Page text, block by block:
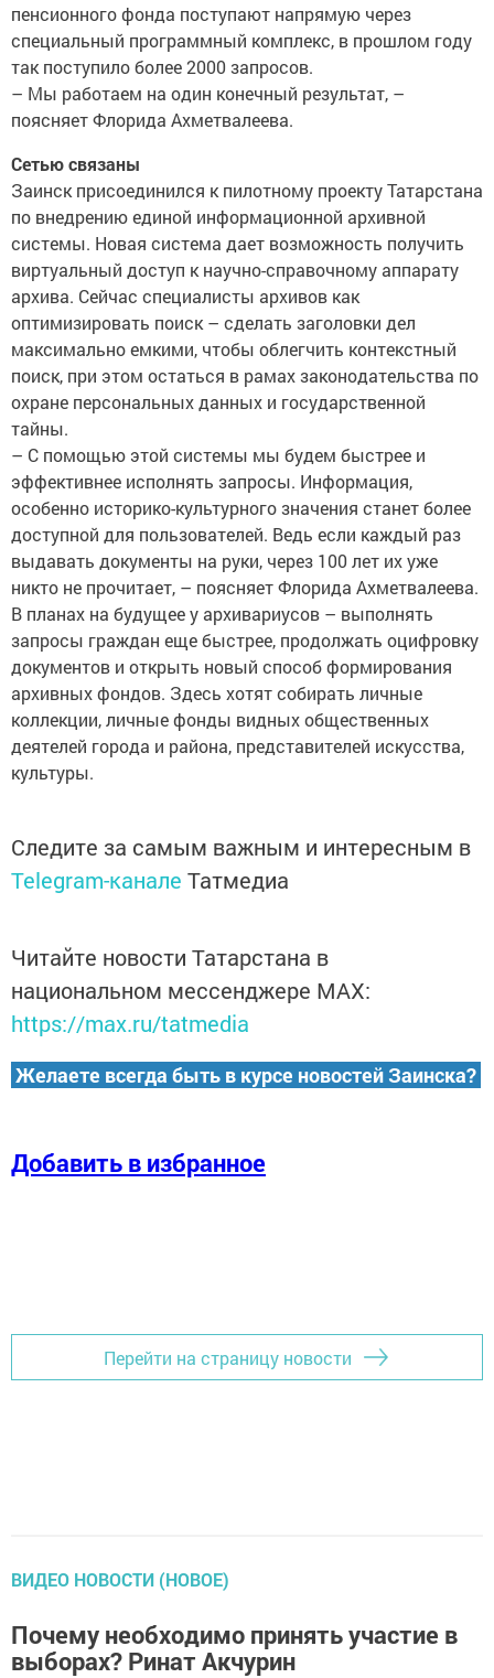
пенсионного фонда поступают напрямую через
специальный программный комплекс, в прошлом году
так поступило более 2000 запросов.
– Мы работаем на один конечный результат, –
поясняет Флорида Ахметвалеева.
Сетью связаны
Заинск присоединился к пилотному проекту Татарстана
по внедрению единой информационной архивной
системы. Новая система дает возможность получить
виртуальный доступ к научно-справочному аппарату
архива. Сейчас специалисты архивов как
оптимизировать поиск – сделать заголовки дел
максимально емкими, чтобы облегчить контекстный
поиск, при этом остаться в рамах законодательства по
охране персональных данных и государственной
тайны.
– С помощью этой системы мы будем быстрее и
эффективнее исполнять запросы. Информация,
особенно историко-культурного значения станет более
доступной для пользователей. Ведь если каждый раз
выдавать документы на руки, через 100 лет их уже
никто не прочитает, – поясняет Флорида Ахметвалеева.
В планах на будущее у архивариусов – выполнять
запросы граждан еще быстрее, продолжать оцифровку
документов и открыть новый способ формирования
архивных фондов. Здесь хотят собирать личные
коллекции, личные фонды видных общественных
деятелей города и района, представителей искусства,
культуры.
Следите за самым важным и интересным в
Telegram-канале Татмедиа
Читайте новости Татарстана в
национальном мессенджере MАХ:
https://max.ru/tatmedia
Желаете всегда быть в курсе новостей Заинска?
Добавить в избранное
Перейти на страницу новости
ВИДЕО НОВОСТИ (НОВОЕ)
Почему необходимо принять участие в
выборах? Ринат Акчурин